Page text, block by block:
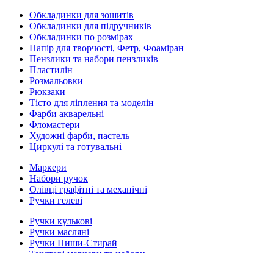
Обкладинки для зошитів
Обкладинки для підручників
Обкладинки по розмірах
Папір для творчості, Фетр, Фоаміран
Пензлики та набори пензликів
Пластилін
Розмальовки
Рюкзаки
Тісто для ліплення та моделін
Фарби акварельні
Фломастери
Художні фарби, пастель
Циркулі та готувальні
Маркери
Набори ручок
Олівці графітні та механічні
Ручки гелеві
Ручки кулькові
Ручки масляні
Ручки Пиши-Стирай